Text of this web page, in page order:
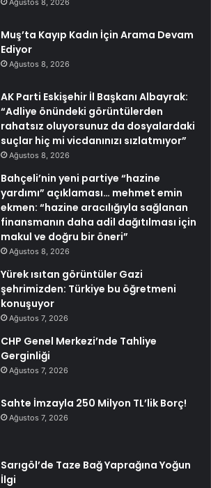
Ağustos 8, 2026
Muş’ta Kayıp Kadın İçin Arama Devam
Ediyor
Ağustos 8, 2026
AK Parti Eskişehir İl Başkanı Albayrak:
“Adliye önündeki görüntülerden
rahatsız oluyorsunuz da dosyalardaki
suçlar hiç mi vicdanınızı sızlatmıyor”
Ağustos 8, 2026
Bahçeli’nin yeni partiye “hazine
yardımı” açıklaması… mehmet emin
ekmen: “hazine aracılığıyla sağlanan
finansmanın daha adil dağıtılması için
makul ve doğru bir öneri”
Ağustos 8, 2026
Yürek ısıtan görüntüler Gazi
şehrimizden: Türkiye bu öğretmeni
konuşuyor
Ağustos 7, 2026
CHP Genel Merkezi’nde Tahliye
Gerginliği
Ağustos 7, 2026
Sahte İmzayla 250 Milyon TL’lik Borç!
Ağustos 7, 2026
Sarıgöl’de Taze Bağ Yaprağına Yoğun
İlgi